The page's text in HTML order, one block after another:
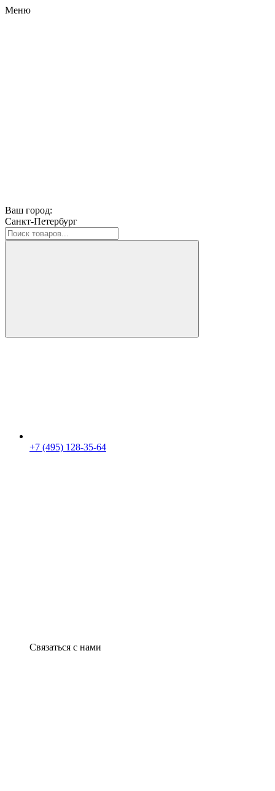
Меню
Ваш город:
Санкт-Петербург
+7 (495) 128-35-64
Связаться с нами